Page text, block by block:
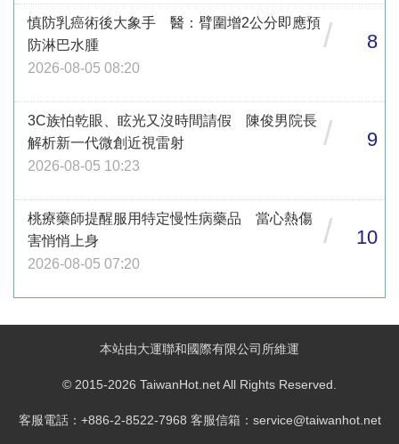
慎防乳癌術後大象手 醫：臂圍增2公分即應預
防淋巴水腫
2026-08-05 08:20
/ 8
3C族怕乾眼、眩光又沒時間請假 陳俊男院長
解析新一代微創近視雷射
2026-08-05 10:23
/ 9
桃療藥師提醒服用特定慢性病藥品 當心熱傷
害悄悄上身
2026-08-05 07:20
/ 10
本站由大運聯和國際有限公司所維運
© 2015-2026 TaiwanHot.net All Rights Reserved.
客服電話：+886-2-8522-7968 客服信箱：service@taiwanhot.net